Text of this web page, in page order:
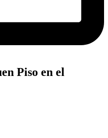
Piso en el